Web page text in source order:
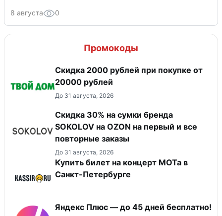
8 августа 0
Промокоды
Скидка 2000 рублей при покупке от
20000 рублей
До 31 августа, 2026
Скидка 30% на сумки бренда
SOKOLOV на OZON на первый и все
повторные заказы
До 31 августа, 2026
Купить билет на концерт МОТа в
Санкт-Петербурге
Яндекс Плюс — до 45 дней бесплатно!